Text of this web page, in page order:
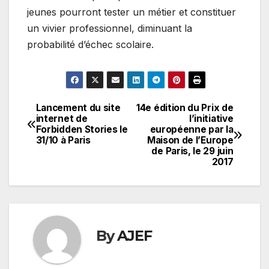
jeunes pourront tester un métier et constituer
un vivier professionnel, diminuant la
probabilité d’échec scolaire.
Navigation
de
14e édition du Prix de
l’initiative
européenne par la
Maison de l’Europe
de Paris, le 29 juin
2017
Lancement du site
internet de
Forbidden Stories le
31/10 à Paris
ByAJEF